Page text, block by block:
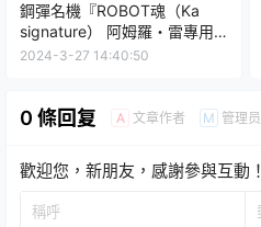
鋼彈名機『ROBOT魂（Ka
signature） 阿姆羅・雷專用
迪傑』即將發表商品全貌！
2024-3-27 14:40:50
0 條回复 A 文章作者 M 管理员
歡迎您，新朋友，感謝參與互動！